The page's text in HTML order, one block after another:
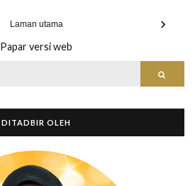
›
Laman utama
Papar versi web
DITADBIR OLEH